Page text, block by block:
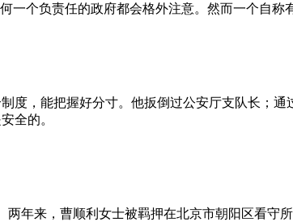
一个负责任的政府都会格外注意。然而一个自
度，能把握好分寸。他扳倒过公安厅支队长；
全的。
年来，曹顺利女士被羁押在北京市朝阳区看